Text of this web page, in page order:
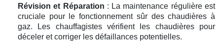
Révision et Réparation : La maintenance régulière est
cruciale pour le fonctionnement sûr des chaudières à
gaz. Les chauffagistes vérifient les chaudières pour
déceler et corriger les défaillances potentielles.